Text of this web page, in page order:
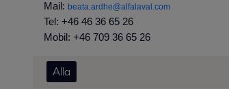
Mail: beata.ardhe@alfalaval.com
Tel: +46 46 36 65 26
Mobil: +46 709 36 65 26
Alla